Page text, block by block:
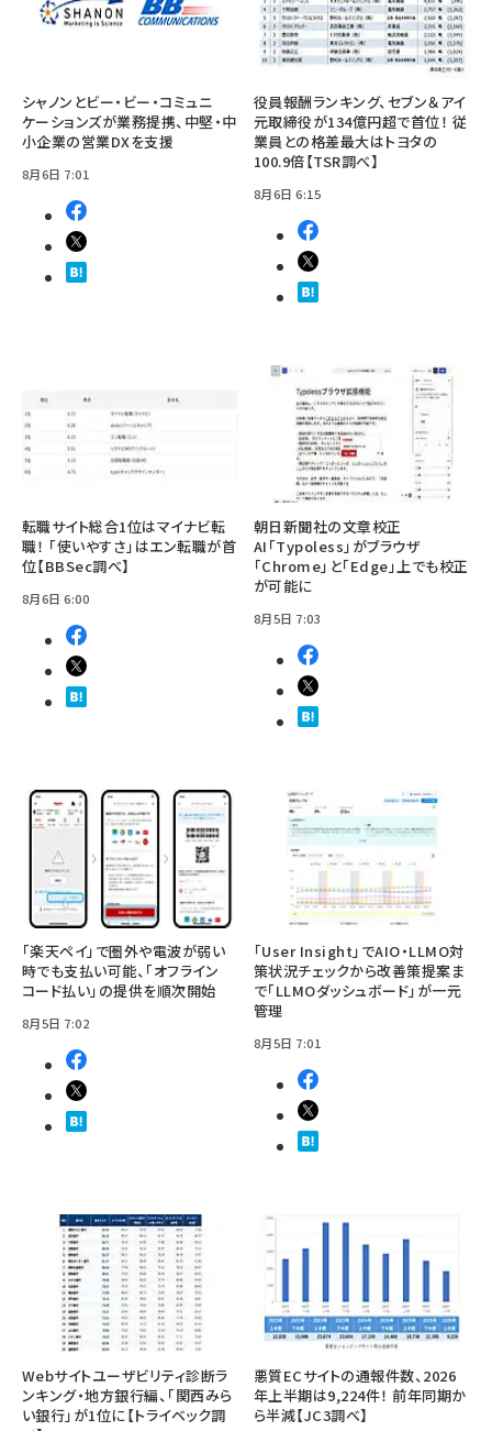
シャノンとビー・ビー・コミュニ
ケーションズが業務提携、中堅・中
小企業の営業DXを支援
8月6日 7:01
役員報酬ランキング、セブン＆アイ
元取締役が134億円超で首位！ 従
業員との格差最大はトヨタの
100.9倍【TSR調べ】
8月6日 6:15
転職サイト総合1位はマイナビ転
職！ 「使いやすさ」はエン転職が首
位【BBSec調べ】
8月6日 6:00
朝日新聞社の文章校正
AI「Typoless」がブラウザ
「Chrome」と「Edge」上でも校正
が可能に
8月5日 7:03
「楽天ペイ」で圏外や電波が弱い
時でも支払い可能、「オフライン
コード払い」の提供を順次開始
8月5日 7:02
「User Insight」でAIO・LLMO対
策状況チェックから改善策提案ま
で「LLMOダッシュボード」が一元
管理
8月5日 7:01
Webサイトユーザビリティ診断ラ
ンキング・地方銀行編、「関西みら
い銀行」が1位に【トライベック調
悪質ECサイトの通報件数、2026
年上半期は9,224件！ 前年同期か
ら半減【JC3調べ】